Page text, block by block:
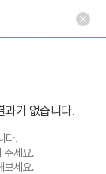
과가 없습니다.
다.
주세요.
보세요.